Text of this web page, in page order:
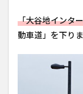
「大谷地インタ
動車道」を下りま